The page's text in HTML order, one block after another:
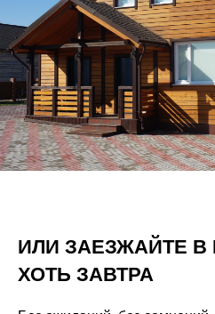
ИЛИ ЗАЕЗЖАЙТЕ
ХОТЬ ЗАВТРА